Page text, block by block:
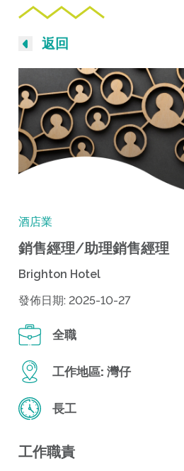
返回
酒店業
銷售經理/助理銷售經理
Brighton Hotel
發佈日期: 2025-10-27
全職
工作地區: 灣仔
長工
工作職責